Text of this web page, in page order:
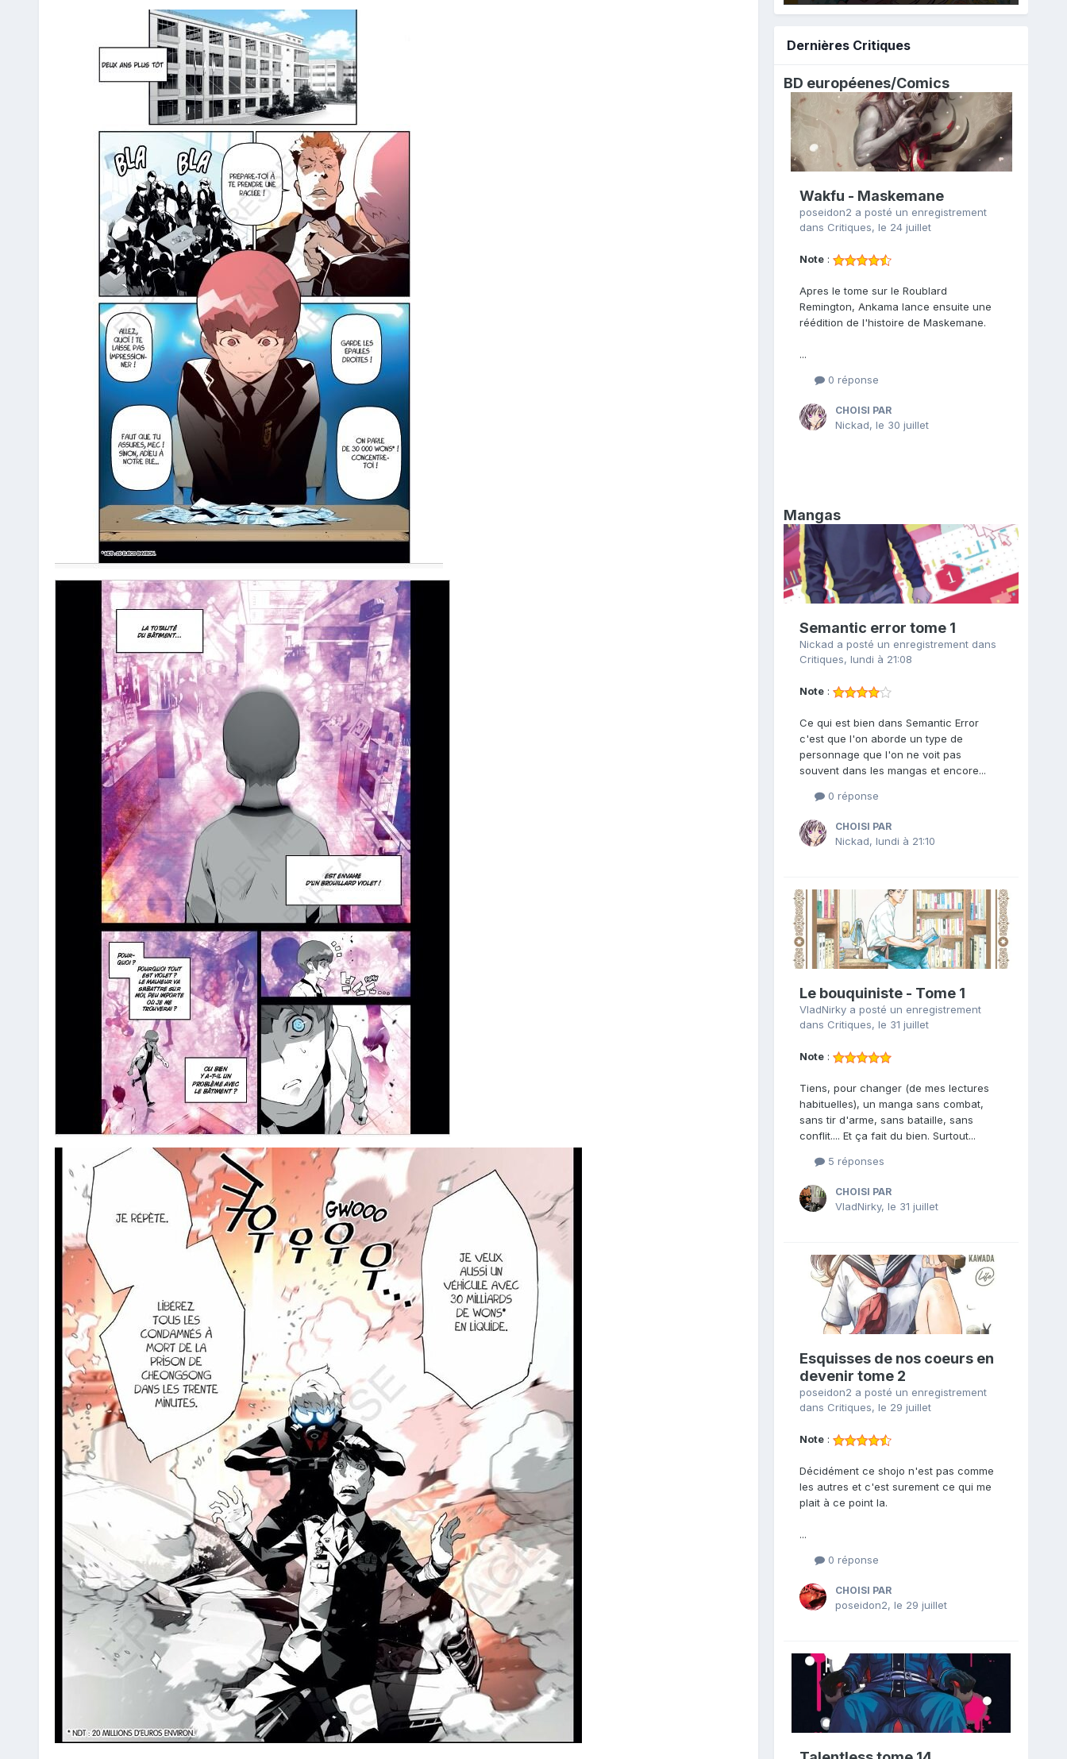
Dernières Critiques
BD européenes/Comics
Wakfu - Maskemane
poseidon2 a posté un enregistrement
dans Critiques, le 24 juillet
Note:
Apres le tome sur le Roublard
Remington, Ankama lance ensuite une
réédition de l'histoire de Maskemane.
...
0 réponse
CHOISI PAR
Nickad, le 30 juillet
Mangas
Semantic error tome 1
Nickad a posté un enregistrement dans
Critiques, lundi à 21:08
Note:
Ce qui est bien dans Semantic Error
c'est que l'on aborde un type de
personnage que l'on ne voit pas
souvent dans les mangas et encore...
0 réponse
CHOISI PAR
Nickad, lundi à 21:10
Le bouquiniste - Tome 1
VladNirkya posté un enregistrement
dans Critiques, le 31 juillet
Note:
Tiens, pour changer (de mes lectures
habituelles), un manga sans combat,
sans tir d'arme, sans bataille, sans
conflit.... Et ça fait du bien. Surtout...
5 réponses
CHOISI PAR
VladNirky, le 31 juillet
Esquisses de nos coeurs en
devenir tome 2
poseidon2 a posté un enregistrement
dans Critiques, le 29 juillet
Note:
Décidément ce shojo n'est pas comme
les autres et c'est surement ce qui me
plait à ce point la.
...
0 réponse
CHOISI PAR
poseidon2, le 29 juillet